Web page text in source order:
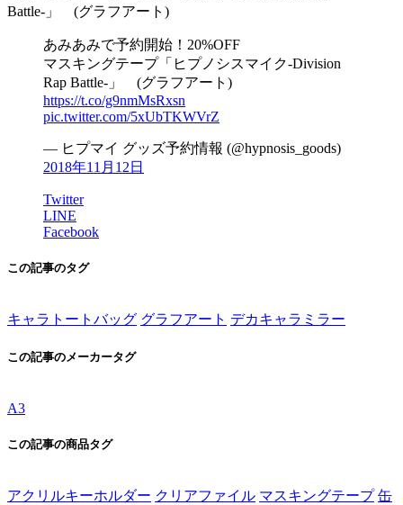
Battle-」 (グラフアート)
あみあみで予約開始！20%OFF
マスキングテープ「ヒプノシスマイク-Division
Rap Battle-」 (グラフアート)
https://t.co/g9nmMsRxsn
pic.twitter.com/5xUbTKWVrZ
— ヒプマイ グッズ予約情報 (@hypnosis_goods)
2018年11月12日
Twitter
LINE
Facebook
この記事のタグ
キャラトートバッグ グラフアート デカキャラミラー
この記事のメーカータグ
A3
この記事の商品タグ
アクリルキーホルダー クリアファイル マスキングテープ 缶